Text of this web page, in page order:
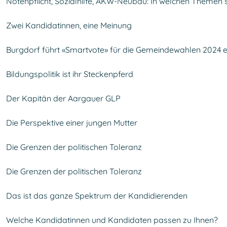
Zwei Kandidatinnen, eine Meinung
Burgdorf führt «Smartvote» für die Gemeindewahlen 2024
Bildungspolitik ist ihr Steckenpferd
Der Kapitän der Aargauer GLP
Die Perspektive einer jungen Mutter
Die Grenzen der politischen Toleranz
Die Grenzen der politischen Toleranz
Das ist das ganze Spektrum der Kandidierenden
Welche Kandidatinnen und Kandidaten passen zu Ihnen?